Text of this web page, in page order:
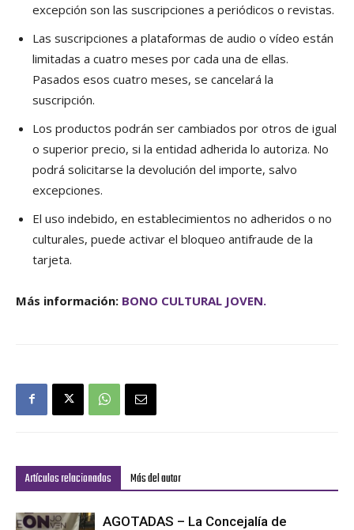
excepción son las suscripciones a periódicos o revistas.
Las suscripciones a plataformas de audio o vídeo están
limitadas a cuatro meses por cada una de ellas.
Pasados esos cuatro meses, se cancelará la
suscripción.
Los productos podrán ser cambiados por otros de igual
o superior precio, si la entidad adherida lo autoriza. No
podrá solicitarse la devolución del importe, salvo
excepciones.
El uso indebido, en establecimientos no adheridos o no
culturales, puede activar el bloqueo antifraude de la
tarjeta.
Más información: BONO CULTURAL JOVEN.
Artículos relacionados Más del autor
AGOTADAS – La Concejalía de